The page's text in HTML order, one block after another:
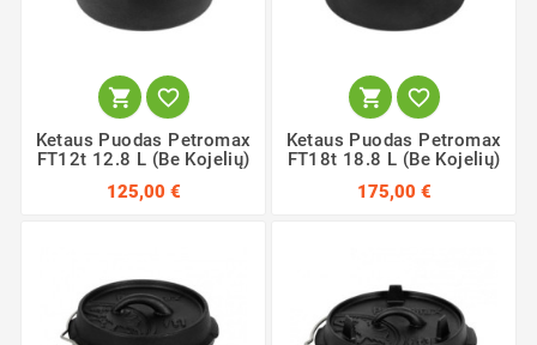
 
Ketaus Puodas Petromax
FT12t 12.8 L (Be Kojelių)
125,00 €
 
Ketaus Puodas Petromax
FT18t 18.8 L (Be Kojelių)
175,00 €